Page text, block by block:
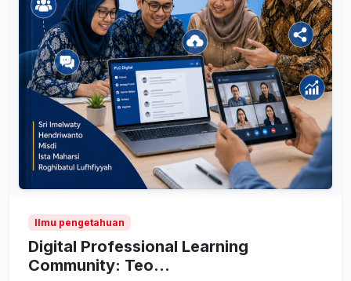
Ilmu pengetahuan
Digital Professional Learning
Community: Teo...